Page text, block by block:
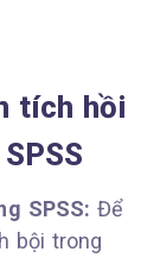
tích hồi
SPSS: Để
bội trong